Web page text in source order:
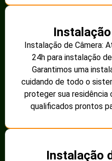
Instalação de Câmera:
24h para instalação
Garantimos uma
cuidando de todo o
proteger sua residência
qualificados prontos
Instalação